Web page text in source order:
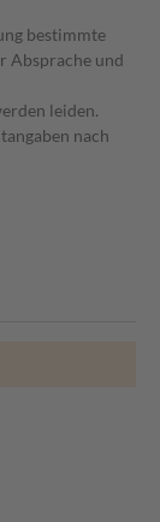
bestimmte
Absprache und
leiden.
nach